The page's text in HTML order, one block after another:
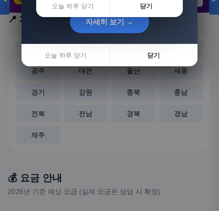
3,308원
📍 지역 선택
광주 대전 울산 세종
경기 강원 충북 충남
전북 전남 경북 경남
제주
💰 요금 안내
2026년 기준 예상 요금 (실제 요금은 상담 시 확정)
오늘 하루 닫기 닫기
자세히 보기 →
오늘 하루 닫기 닫기
자세히 보기 →
오늘 하루 닫기 닫기